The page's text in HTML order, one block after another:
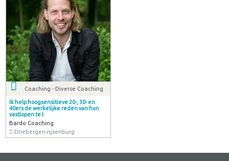
Coaching - Diverse Coaching
Ik help hoogsensitieve 20-, 30- en
40ers de werkelijke reden van hun
vastlopen te l
Bardo Coaching
Driebergen-rijsenburg